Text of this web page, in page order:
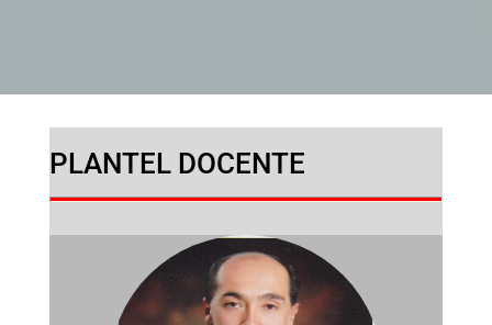
PLANTEL DOCENTE